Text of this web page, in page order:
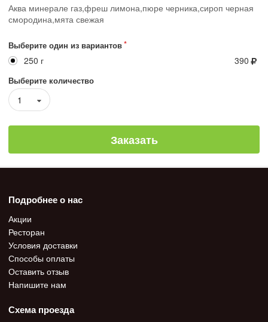
Аква минерале газ,фреш лимона,пюре черника,сироп черная
смородина,мята свежая
Выберите один из вариантов
250 г 390
Выберите количество
1
Заказать
Подробнее о нас
Акции
Ресторан
Условия доставки
Способы оплаты
Оставить отзыв
Напишите нам
Схема проезда